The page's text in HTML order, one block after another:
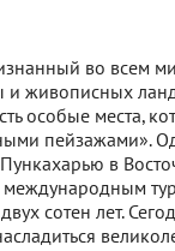
во всем
и живописных
особые места,
пейзажами».
в
сотен лет.